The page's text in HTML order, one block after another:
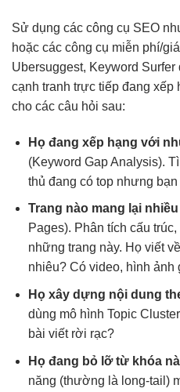
Sử dụng các công cụ SEO
hoặc các công cụ miễn phí/
Ubersuggest, Keyword Surfer
cạnh tranh trực tiếp đang xếp
cho các câu hỏi sau:
Họ đang xếp hạng với
(Keyword Gap Analysis).
thủ đang có top nhưng
Trang nào mang lại
Pages). Phân tích cấu
những trang này. Họ viết
nhiêu? Có video, hình ảnh
Họ xây dựng nội dung
dùng mô hình Topic
bài viết rời rạc?
Họ đang bỏ lỡ từ khóa
năng (thường là long-tail)